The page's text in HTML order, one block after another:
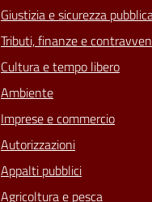
Giustizia e sicurezza
Tributi, finanze e
Cultura e tempo libero
Ambiente
Imprese e commercio
Autorizzazioni
Appalti pubblici
Agricoltura e pesca